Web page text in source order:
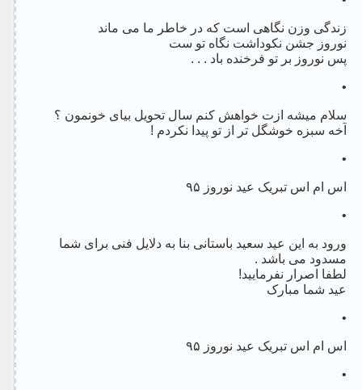
زندگی وزن نگاهی است که در خاطر ما می ماند
نوروز جشن نکوداشت نگاه تو ست
پس نوروز بر تو فرخنده باد . . .
•
سلام میشه ازت خواهش کنم سال تحویل بیای خونمون ؟
آخه سبزه خوشگل تر از تو پیدا نکردم !
•
اس ام اس تبریک عید نوروز ۹۵
•
ورود به این عید سعید باستانی بنا به دلایل فنی برای شما
مسدود می باشد .
لطفا اصرار نفرمایید!
عید شما مبارک
•
اس ام اس تبریک عید نوروز ۹۵
•